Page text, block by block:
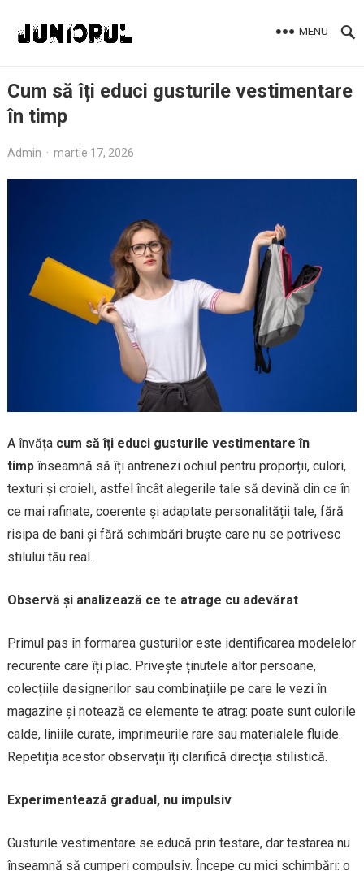
MENU
Cum să îți educi gusturile vestimentare
în timp
Admin · martie 17, 2026
A învăța cum să îți educi gusturile vestimentare în
timpînseamnă să îți antrenezi ochiul pentru proporții, culori,
texturi și croieli, astfel încât alegerile tale să devină din ce în
ce mai rafinate, coerente și adaptate personalității tale, fără
risipa de bani și fără schimbări bruște care nu se potrivesc
stilului tău real.
Observă și analizează ce te atrage cu adevărat
Primul pas în formarea gusturilor este identificarea modelelor
recurente care îți plac. Privește ținutele altor persoane,
colecțiile designerilor sau combinațiile pe care le vezi în
magazine și notează ce elemente te atrag: poate sunt culorile
calde, liniile curate, imprimeurile rare sau materialele fluide.
Repetiția acestor observații îți clarifică direcția stilistică.
Experimentează gradual, nu impulsiv
Gusturile vestimentare se educă prin testare, dar testarea nu
înseamnă să cumperi compulsiv. Începe cu mici schimbări: o